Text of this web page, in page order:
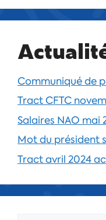
Communiqué de
Tract CFTC
Salaires NAO mai
Mot du président
Tract avril 2024